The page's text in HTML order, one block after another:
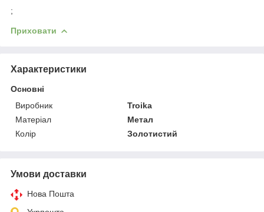
;
Приховати
Характеристики
Основні
Виробник
Troika
Матеріал
Метал
Колір
Золотистий
Умови доставки
Нова Пошта